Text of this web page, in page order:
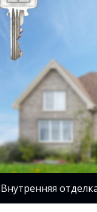
Внутренняя